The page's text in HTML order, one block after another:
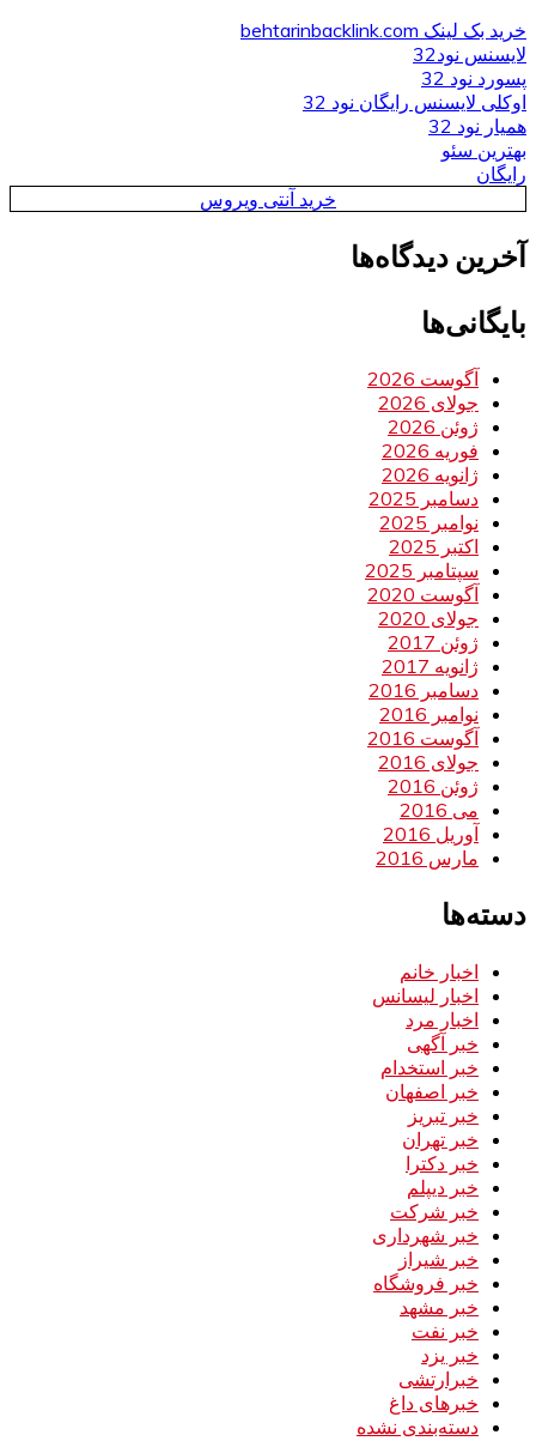
خرید بک لینک behtarinbacklink.com
لایسنس نود32
پسورد نود 32
اوکلی لایسنس رایگان نود 32
همیار نود 32
بهترین سئو
رایگان
خرید آنتی ویروس
آخرین دیدگاه‌ها
بایگانی‌ها
آگوست 2026
جولای 2026
ژوئن 2026
فوریه 2026
ژانویه 2026
دسامبر 2025
نوامبر 2025
اکتبر 2025
سپتامبر 2025
آگوست 2020
جولای 2020
ژوئن 2017
ژانویه 2017
دسامبر 2016
نوامبر 2016
آگوست 2016
جولای 2016
ژوئن 2016
می 2016
آوریل 2016
مارس 2016
دسته‌ها
اخبار خانم
اخبار لیسانس
اخبار مرد
خبر آگهی
خبر استخدام
خبر اصفهان
خبر تبریز
خبر تهران
خبر دکترا
خبر دیپلم
خبر شرکت
خبر شهرداری
خبر شیراز
خبر فروشگاه
خبر مشهد
خبر نفت
خبر یزد
خبرارتشی
خبرهای داغ
دسته‌بندی نشده